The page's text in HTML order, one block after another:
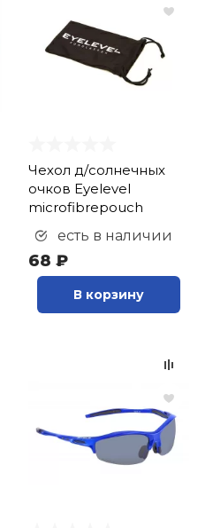
Чехол д/солнечных
очков Eyelevel
microfibrepouch
есть в наличии
68 ₽
В корзину